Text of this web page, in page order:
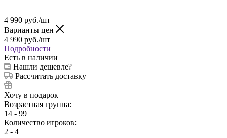
4 990 руб./шт
Варианты цен
4 990 руб./шт
Подробности
Есть в наличии
Нашли дешевле?
Рассчитать доставку
Хочу в подарок
Возрастная группа:
14 - 99
Количество игроков:
2 - 4